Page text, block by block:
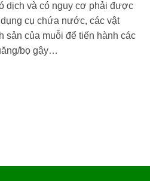
dịch và có nguy cơ phải được
cụ chứa nước, các vật
sản của muỗi để tiến hành các
bọ gậy…